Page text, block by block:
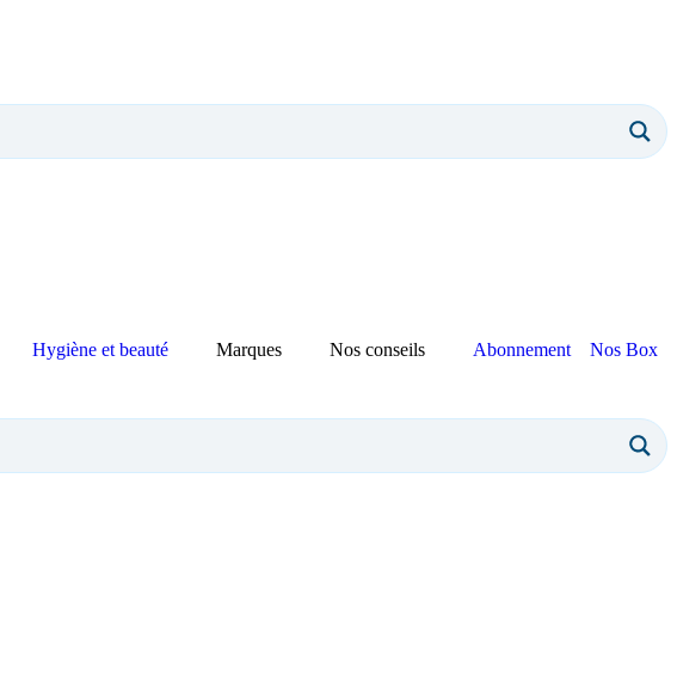
Hygiène et beauté Marques Nos conseils Abonnement Nos Box